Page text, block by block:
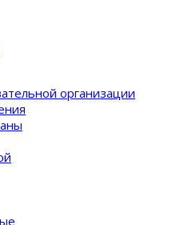
организации